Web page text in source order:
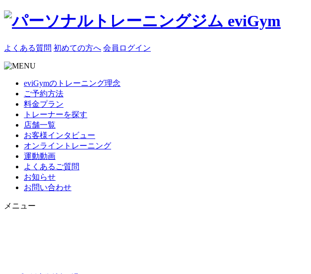
よくある質問 初めての方へ 会員ログイン
eviGymのトレーニング理念
ご予約方法
料金プラン
トレーナーを探す
店舗一覧
お客様インタビュー
オンライントレーニング
運動動画
よくあるご質問
お知らせ
お問い合わせ
メニュー